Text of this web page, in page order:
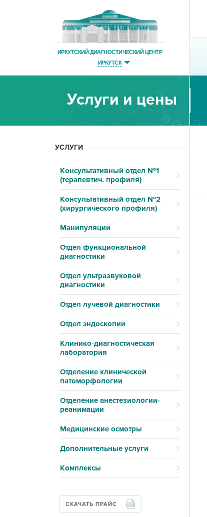
ИРКУТСКИЙ ДИАГНОСТИЧЕСКИЙ ЦЕНТР
ИРКУТСК
Услуги и цены
УСЛУГИ
Консультативный отдел №1
(терапевтич. профиля)
Консультативный отдел №2
(хирургического профиля)
Манипуляции
Отдел функциональной
диагностики
Отдел ультразвуковой
диагностики
Отдел лучевой диагностики
Отдел эндоскопии
Клинико-диагностическая
лаборатория
Отделение клинической
патоморфологии
Отделение анестезиологии-
реанимации
Медицинские осмотры
Дополнительные услуги
Комплексы
СКАЧАТЬ ПРАЙС